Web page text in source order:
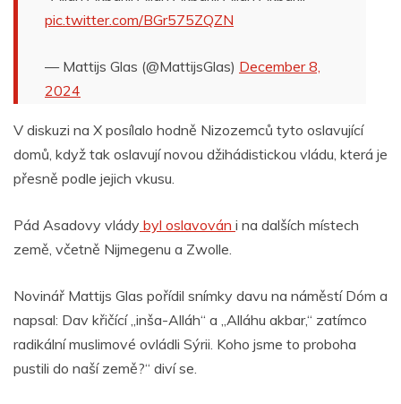
pic.twitter.com/BGr575ZQZN
— Mattijs Glas (@MattijsGlas) December 8,
2024
V diskuzi na X posílalo hodně Nizozemců tyto oslavující
domů, když tak oslavují novou džihádistickou vládu, která je
přesně podle jejich vkusu.
Pád Asadovy vlády byl oslavován i na dalších místech
země, včetně Nijmegenu a Zwolle.
Novinář Mattijs Glas pořídil snímky davu na náměstí Dóm a
napsal: Dav křičící „inša-Alláh“ a „Alláhu akbar,“ zatímco
radikální muslimové ovládli Sýrii. Koho jsme to proboha
pustili do naší země?“ diví se.